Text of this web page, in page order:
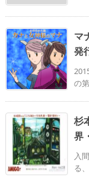
マ
発
の
杉
界
入
る